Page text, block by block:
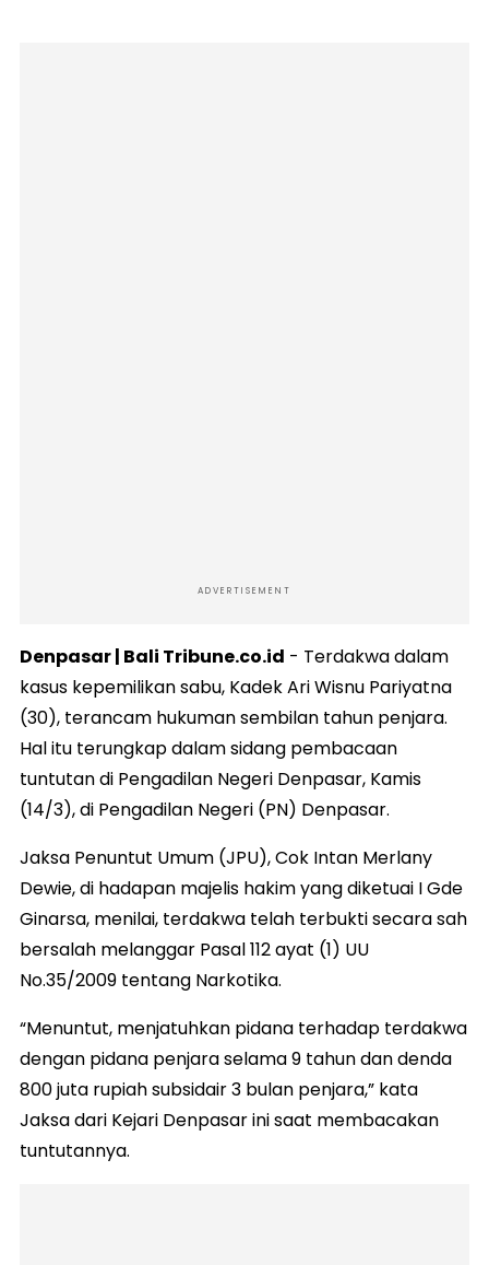
ADVERTISEMENT
Denpasar | Bali Tribune.co.id - Terdakwa dalam
kasus kepemilikan sabu, Kadek Ari Wisnu Pariyatna
(30), terancam hukuman sembilan tahun penjara.
Hal itu terungkap dalam sidang pembacaan
tuntutan di Pengadilan Negeri Denpasar, Kamis
(14/3), di Pengadilan Negeri (PN) Denpasar.
Jaksa Penuntut Umum (JPU), Cok Intan Merlany
Dewie, di hadapan majelis hakim yang diketuai I Gde
Ginarsa, menilai, terdakwa telah terbukti secara sah
bersalah melanggar Pasal 112 ayat (1) UU
No.35/2009 tentang Narkotika.
“Menuntut, menjatuhkan pidana terhadap terdakwa
dengan pidana penjara selama 9 tahun dan denda
800 juta rupiah subsidair 3 bulan penjara,” kata
Jaksa dari Kejari Denpasar ini saat membacakan
tuntutannya.